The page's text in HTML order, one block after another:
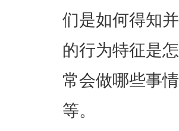
们是如何得知
的行为特征是
常会做哪些事
等。